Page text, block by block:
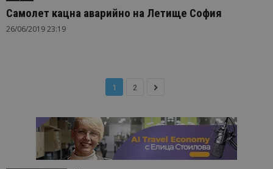
Самолет кацна аварийно на Летище София
26/06/2019 23:19
1 2